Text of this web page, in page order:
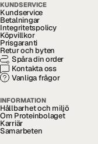
KUNDSERVICE
Kundservice
Betalningar
Integritetspolicy
Köpvillkor
Prisgaranti
Retur och byten
Spåra din order
Kontakta oss
Vanliga frågor
INFORMATION
Hållbarhet och miljö
Om Proteinbolaget
Karriär
Samarbeten